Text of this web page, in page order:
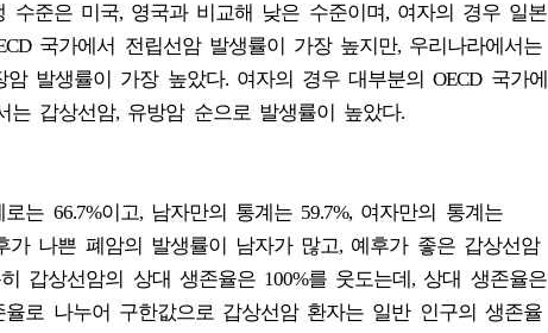
준은 미국, 영국과 비교해 낮은 수준이며, 여자의 경우 일본
국가에서 전립선암 발생률이 가장 높지만, 우리나라에서는
발생률이 가장 높았다. 여자의 경우 대부분의 OECD 국가에
갑상선암, 유방암 순으로 발생률이 높았다.
는 66.7%이고, 남자만의 통계는 59.7%, 여자만의 통계는
가 나쁜 폐암의 발생률이 남자가 많고, 예후가 좋은 갑상선암
갑상선암의 상대 생존율은 100%를 웃도는데, 상대 생존율은
로 나누어 구한값으로 갑상선암 환자는 일반 인구의 생존율